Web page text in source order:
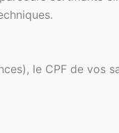
le CPF de